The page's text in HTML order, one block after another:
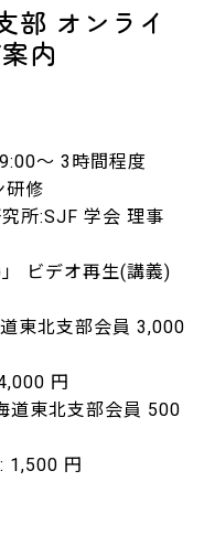
部 オンライ
内
〜 3時間程度
研修
所:SJF 学会 理事
ビデオ再生(講義)
東北支部会員 3,000
円
北支部会員 500
円